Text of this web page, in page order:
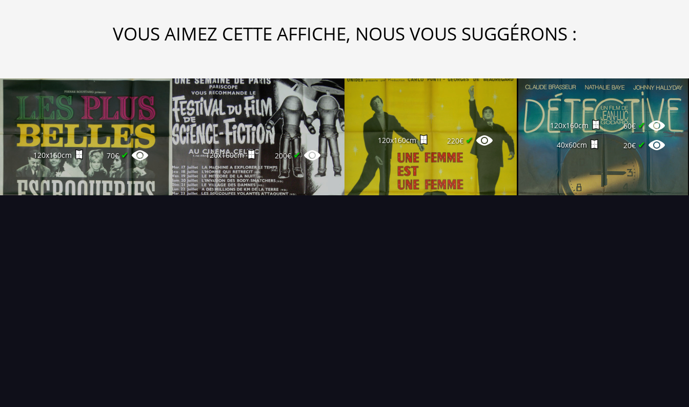
VOUS AIMEZ CETTE AFFICHE, NOUS VOUS SUGGÉRONS :
120x160cm 70€✔ 120x160cm 200€✔
120x160cm 220€ ✔
120x160cm 60€ ✔
40x60cm 20€ ✔